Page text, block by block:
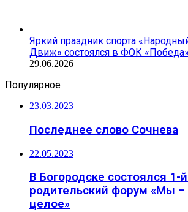
Яркий праздник спорта
Движ» состоялся в ФОК «Победа»
29.06.2026
Популярное
23.03.2023
Последнее слово Сочнева
22.05.2023
В Богородске состоялся 1-
родительский форум «Мы –
целое»